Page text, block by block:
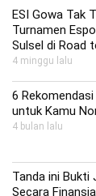
ESI Gowa Tak
Turnamen
Sulsel di Road
4 minggu lalu
6
untuk Kamu
4 bulan lalu
Tanda ini Bukti
Secara